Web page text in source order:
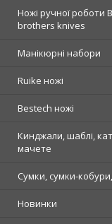
Ножі ручної роботи
brothers knives
Манікюрні набори
Ruike ножі
Bestech ножі
Кинджали, шаблі,
мачете
Сумки, сумки-
Новинки